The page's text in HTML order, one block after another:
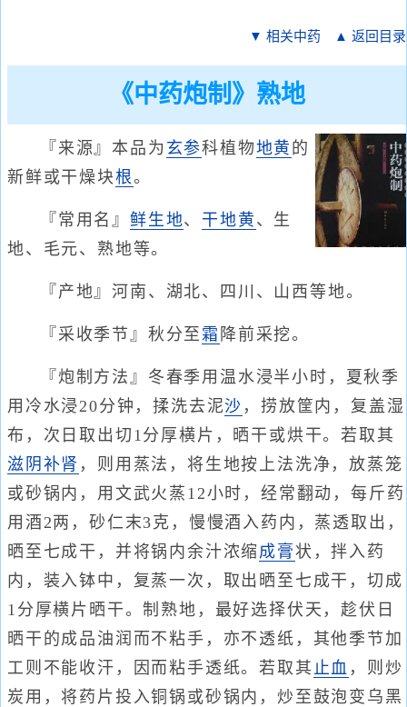
▼ 相关中药 ▲ 返回目录
《中药炮制》熟地
『来源』本品为 玄参科植物地黄 的
新鲜或干燥块根。
『常用名』 鲜生地、 干地黄 、生
地、毛元、熟地等。
『产地』河南、湖北、四川、山西等地。
『采收季节』秋分至霜 降前采挖。
『炮制方法』冬春季用温水浸半小时，夏秋季
用冷水浸20分钟，揉洗去泥沙 ，捞放筐内，复盖湿
布，次日取出切1分厚横片，晒干或烘干。若取其
滋阴补肾 ，则用蒸法，将生地按上法洗净，放蒸笼
或砂锅内，用文武火蒸12小时，经常翻动，每斤药
用酒2两，砂仁末3克，慢慢酒入药内，蒸透取出，
晒至七成干，并将锅内余汁浓缩 成膏状，拌入药
内，装入钵中，复蒸一次，取出晒至七成干，切成
1分厚横片晒干。制熟地，最好选择伏天，趁伏日
晒干的成品油润而不粘手，亦不透纸，其他季节加
工则不能收汗，因而粘手透纸。若取其 止血 ，则炒
炭用，将药片投入铜锅或砂锅内，炒至鼓泡变乌黑